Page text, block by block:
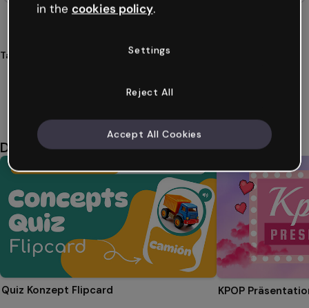
Tags
Das könnte dir auch gefallen
Quiz Konzept Flipcard KPOP
in the cookies policy.
Settings
Reject All
Accept All Cookies